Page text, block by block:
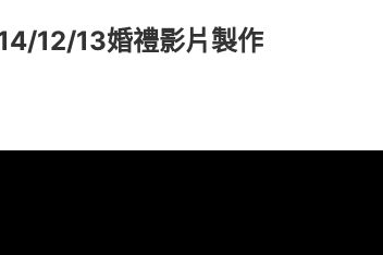
12/13婚禮影片製作